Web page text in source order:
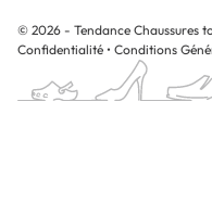
© 2026 - Tendance Chaussures
Confidentialité • Conditions